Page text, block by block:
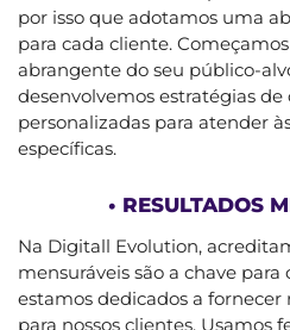
por isso que adotamos uma
para cada cliente.
abrangente do seu público-
desenvolvemos estratégias
personalizadas para atender
específicas.
• RESULTADOS
Na Digitall Evolution,
mensuráveis são a chave para
estamos dedicados a fornecer
para nossos clientes. Usamos